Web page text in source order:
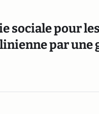
sociale pour
par une